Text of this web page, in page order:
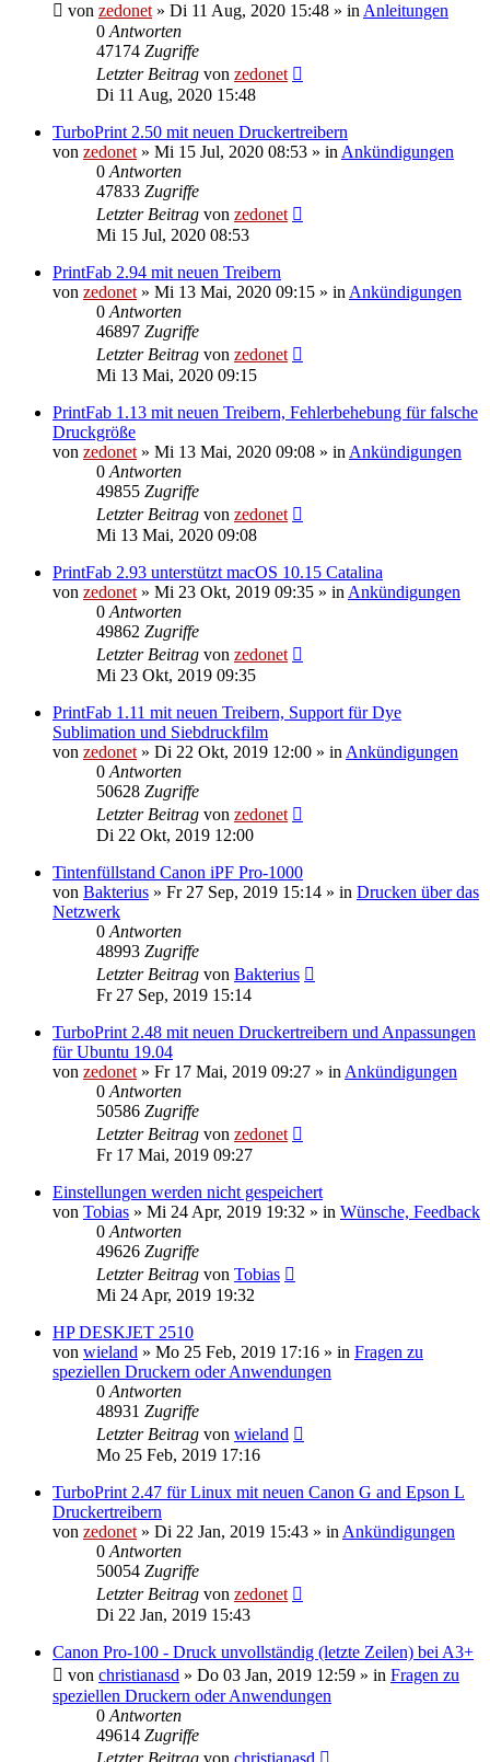
von zedonet » Di 11 Aug, 2020 15:48 » in Anleitungen
0 Antworten
47174 Zugriffe
Letzter Beitrag von zedonet
Di 11 Aug, 2020 15:48
TurboPrint 2.50 mit neuen Druckertreibern
von zedonet » Mi 15 Jul, 2020 08:53 » in Ankündigungen
0 Antworten
47833 Zugriffe
Letzter Beitrag von zedonet
Mi 15 Jul, 2020 08:53
PrintFab 2.94 mit neuen Treibern
von zedonet » Mi 13 Mai, 2020 09:15 » in Ankündigungen
0 Antworten
46897 Zugriffe
Letzter Beitrag von zedonet
Mi 13 Mai, 2020 09:15
PrintFab 1.13 mit neuen Treibern, Fehlerbehebung für falsche
Druckgröße
von zedonet » Mi 13 Mai, 2020 09:08 » in Ankündigungen
0 Antworten
49855 Zugriffe
Letzter Beitrag von zedonet
Mi 13 Mai, 2020 09:08
PrintFab 2.93 unterstützt macOS 10.15 Catalina
von zedonet » Mi 23 Okt, 2019 09:35 » in Ankündigungen
0 Antworten
49862 Zugriffe
Letzter Beitrag von zedonet
Mi 23 Okt, 2019 09:35
PrintFab 1.11 mit neuen Treibern, Support für Dye
Sublimation und Siebdruckfilm
von zedonet » Di 22 Okt, 2019 12:00 » in Ankündigungen
0 Antworten
50628 Zugriffe
Letzter Beitrag von zedonet
Di 22 Okt, 2019 12:00
Tintenfüllstand Canon iPF Pro-1000
von Bakterius » Fr 27 Sep, 2019 15:14 » in Drucken über das
Netzwerk
0 Antworten
48993 Zugriffe
Letzter Beitrag von Bakterius
Fr 27 Sep, 2019 15:14
TurboPrint 2.48 mit neuen Druckertreibern und Anpassungen
für Ubuntu 19.04
von zedonet » Fr 17 Mai, 2019 09:27 » in Ankündigungen
0 Antworten
50586 Zugriffe
Letzter Beitrag von zedonet
Fr 17 Mai, 2019 09:27
Einstellungen werden nicht gespeichert
von Tobias » Mi 24 Apr, 2019 19:32 » in Wünsche, Feedback
0 Antworten
49626 Zugriffe
Letzter Beitrag von Tobias
Mi 24 Apr, 2019 19:32
HP DESKJET 2510
von wieland » Mo 25 Feb, 2019 17:16 » in Fragen zu
speziellen Druckern oder Anwendungen
0 Antworten
48931 Zugriffe
Letzter Beitrag von wieland
Mo 25 Feb, 2019 17:16
TurboPrint 2.47 für Linux mit neuen Canon G and Epson L
Druckertreibern
von zedonet » Di 22 Jan, 2019 15:43 » in Ankündigungen
0 Antworten
50054 Zugriffe
Letzter Beitrag von zedonet
Di 22 Jan, 2019 15:43
Canon Pro-100 - Druck unvollständig (letzte Zeilen) bei A3+
von christianasd » Do 03 Jan, 2019 12:59 » in Fragen zu
speziellen Druckern oder Anwendungen
0 Antworten
49614 Zugriffe
Letzter Beitrag von christianasd